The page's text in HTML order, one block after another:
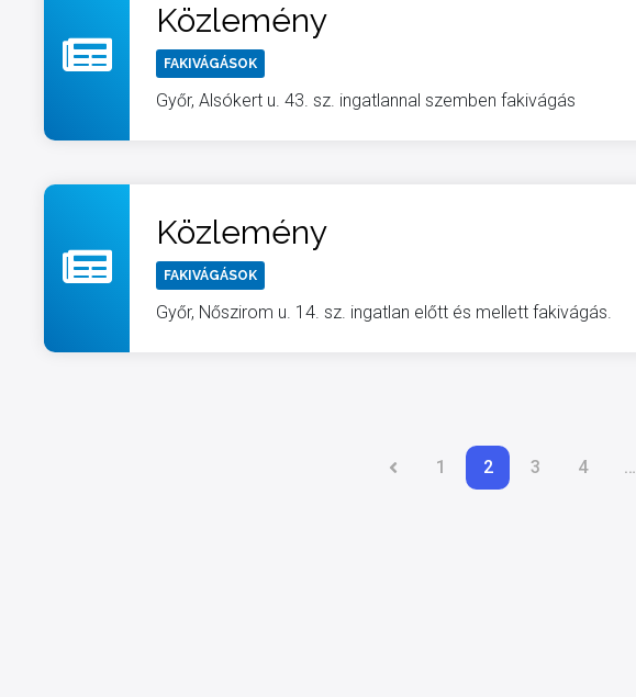
Közlemény
FAKIVÁGÁSOK
Győr, Alsókert u. 43. sz. ingatlannal szemben fakivágás
Közlemény
FAKIVÁGÁSOK
Győr, Nőszirom u. 14. sz. ingatlan előtt és mellett fakivágás.
1 2 3 4 …